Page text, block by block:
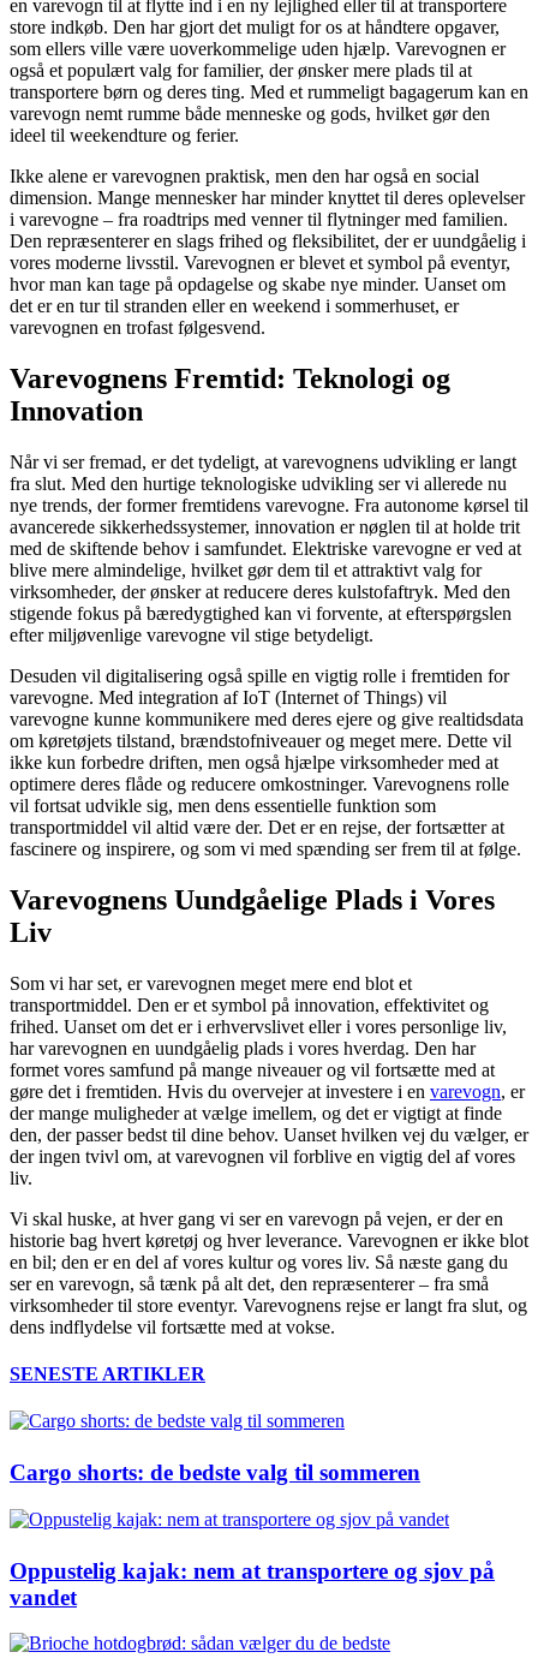
en varevogn til at flytte ind i en ny lejlighed eller til at transportere
store indkøb. Den har gjort det muligt for os at håndtere opgaver,
som ellers ville være uoverkommelige uden hjælp. Varevognen er
også et populært valg for familier, der ønsker mere plads til at
transportere børn og deres ting. Med et rummeligt bagagerum kan en
varevogn nemt rumme både menneske og gods, hvilket gør den
ideel til weekendture og ferier.
Ikke alene er varevognen praktisk, men den har også en social
dimension. Mange mennesker har minder knyttet til deres oplevelser
i varevogne – fra roadtrips med venner til flytninger med familien.
Den repræsenterer en slags frihed og fleksibilitet, der er uundgåelig i
vores moderne livsstil. Varevognen er blevet et symbol på eventyr,
hvor man kan tage på opdagelse og skabe nye minder. Uanset om
det er en tur til stranden eller en weekend i sommerhuset, er
varevognen en trofast følgesvend.
Varevognens Fremtid: Teknologi og
Innovation
Når vi ser fremad, er det tydeligt, at varevognens udvikling er langt
fra slut. Med den hurtige teknologiske udvikling ser vi allerede nu
nye trends, der former fremtidens varevogne. Fra autonome kørsel til
avancerede sikkerhedssystemer, innovation er nøglen til at holde trit
med de skiftende behov i samfundet. Elektriske varevogne er ved at
blive mere almindelige, hvilket gør dem til et attraktivt valg for
virksomheder, der ønsker at reducere deres kulstofaftryk. Med den
stigende fokus på bæredygtighed kan vi forvente, at efterspørgslen
efter miljøvenlige varevogne vil stige betydeligt.
Desuden vil digitalisering også spille en vigtig rolle i fremtiden for
varevogne. Med integration af IoT (Internet of Things) vil
varevogne kunne kommunikere med deres ejere og give realtidsdata
om køretøjets tilstand, brændstofniveauer og meget mere. Dette vil
ikke kun forbedre driften, men også hjælpe virksomheder med at
optimere deres flåde og reducere omkostninger. Varevognens rolle
vil fortsat udvikle sig, men dens essentielle funktion som
transportmiddel vil altid være der. Det er en rejse, der fortsætter at
fascinere og inspirere, og som vi med spænding ser frem til at følge.
Varevognens Uundgåelige Plads i Vores
Liv
Som vi har set, er varevognen meget mere end blot et
transportmiddel. Den er et symbol på innovation, effektivitet og
frihed. Uanset om det er i erhvervslivet eller i vores personlige liv,
har varevognen en uundgåelig plads i vores hverdag. Den har
formet vores samfund på mange niveauer og vil fortsætte med at
gøre det i fremtiden. Hvis du overvejer at investere i en varevogn, er
der mange muligheder at vælge imellem, og det er vigtigt at finde
den, der passer bedst til dine behov. Uanset hvilken vej du vælger, er
der ingen tvivl om, at varevognen vil forblive en vigtig del af vores
liv.
Vi skal huske, at hver gang vi ser en varevogn på vejen, er der en
historie bag hvert køretøj og hver leverance. Varevognen er ikke blot
en bil; den er en del af vores kultur og vores liv. Så næste gang du
ser en varevogn, så tænk på alt det, den repræsenterer – fra små
virksomheder til store eventyr. Varevognens rejse er langt fra slut, og
dens indflydelse vil fortsætte med at vokse.
SENESTE ARTIKLER
Cargo shorts: de bedste valg til sommeren
Oppustelig kajak: nem at transportere og sjov på
vandet